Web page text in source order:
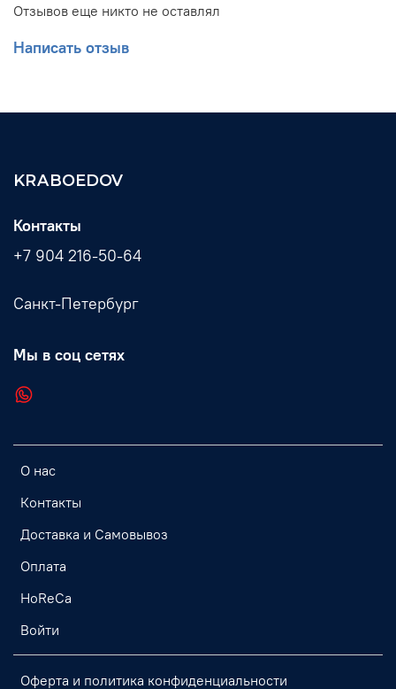
Отзывов еще никто не оставлял
Написать отзыв
KRABOEDOV
О нас
Контакты
Доставка и Самовывоз
Оплата
HoReCa
Войти
Оферта и политика конфиденциальности
Контакты
+7 904 216-50-64
Санкт-Петербург
Мы в соц сетях